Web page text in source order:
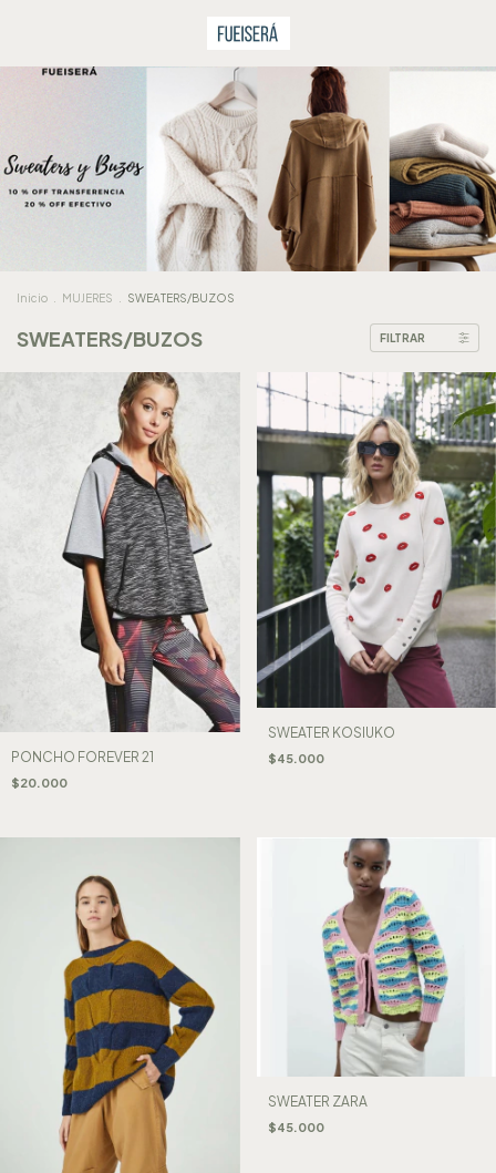
Inicio MUJERES SWEATERS/BUZOS
SWEATERS/BUZOS FILTRAR
PONCHO FOREVER 21
$20.000
SWEATER KOSIUKO
$45.000
SWEATER ZARA
$45.000